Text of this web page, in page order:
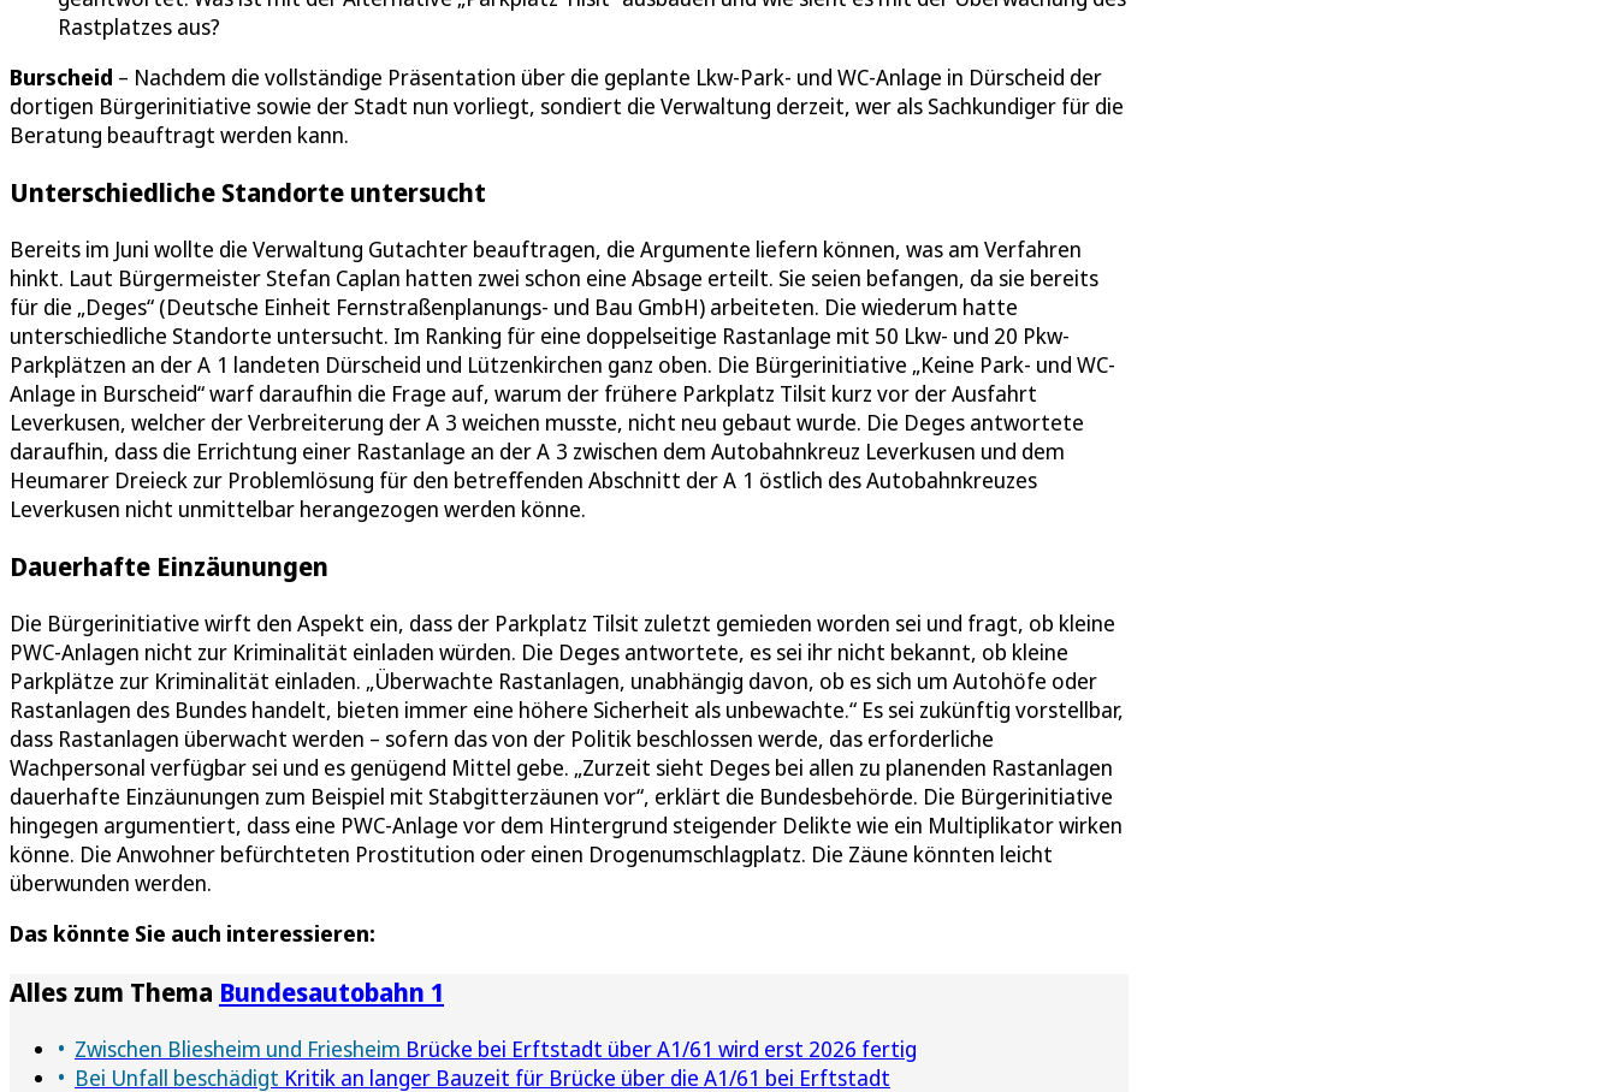
Rastplatzes aus?
Burscheid – Nachdem die vollständige Präsentation über die geplante Lkw-Park- und WC-Anlage in Dürscheid der
dortigen Bürgerinitiative sowie der Stadt nun vorliegt, sondiert die Verwaltung derzeit, wer als Sachkundiger für die
Beratung beauftragt werden kann.
Unterschiedliche Standorte untersucht
Bereits im Juni wollte die Verwaltung Gutachter beauftragen, die Argumente liefern können, was am Verfahren
hinkt. Laut Bürgermeister Stefan Caplan hatten zwei schon eine Absage erteilt. Sie seien befangen, da sie bereits
für die „Deges“ (Deutsche Einheit Fernstraßenplanungs- und Bau GmbH) arbeiteten. Die wiederum hatte
unterschiedliche Standorte untersucht. Im Ranking für eine doppelseitige Rastanlage mit 50 Lkw- und 20 Pkw-
Parkplätzen an der A 1 landeten Dürscheid und Lützenkirchen ganz oben. Die Bürgerinitiative „Keine Park- und WC-
Anlage in Burscheid“ warf daraufhin die Frage auf, warum der frühere Parkplatz Tilsit kurz vor der Ausfahrt
Leverkusen, welcher der Verbreiterung der A 3 weichen musste, nicht neu gebaut wurde. Die Deges antwortete
daraufhin, dass die Errichtung einer Rastanlage an der A 3 zwischen dem Autobahnkreuz Leverkusen und dem
Heumarer Dreieck zur Problemlösung für den betreffenden Abschnitt der A 1 östlich des Autobahnkreuzes
Leverkusen nicht unmittelbar herangezogen werden könne.
Dauerhafte Einzäunungen
Die Bürgerinitiative wirft den Aspekt ein, dass der Parkplatz Tilsit zuletzt gemieden worden sei und fragt, ob kleine
PWC-Anlagen nicht zur Kriminalität einladen würden. Die Deges antwortete, es sei ihr nicht bekannt, ob kleine
Parkplätze zur Kriminalität einladen. „Überwachte Rastanlagen, unabhängig davon, ob es sich um Autohöfe oder
Rastanlagen des Bundes handelt, bieten immer eine höhere Sicherheit als unbewachte.“ Es sei zukünftig vorstellbar,
dass Rastanlagen überwacht werden – sofern das von der Politik beschlossen werde, das erforderliche
Wachpersonal verfügbar sei und es genügend Mittel gebe. „Zurzeit sieht Deges bei allen zu planenden Rastanlagen
dauerhafte Einzäunungen zum Beispiel mit Stabgitterzäunen vor“, erklärt die Bundesbehörde. Die Bürgerinitiative
hingegen argumentiert, dass eine PWC-Anlage vor dem Hintergrund steigender Delikte wie ein Multiplikator wirken
könne. Die Anwohner befürchteten Prostitution oder einen Drogenumschlagplatz. Die Zäune könnten leicht
überwunden werden.
Das könnte Sie auch interessieren:
Alles zum Thema Bundesautobahn 1
Zwischen Bliesheim und Friesheim Brücke bei Erftstadt über A1/61 wird erst 2026 fertig
Bei Unfall beschädigt Kritik an langer Bauzeit für Brücke über die A1/61 bei Erftstadt